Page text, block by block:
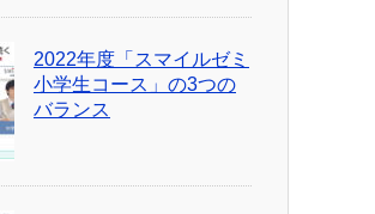
2022年度「スマイルゼミ
小学生コース」の3つの
バランス